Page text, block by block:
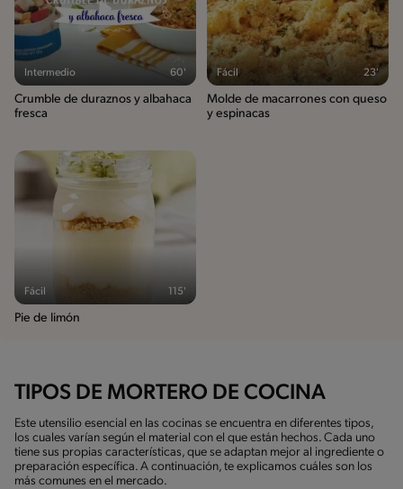
Intermedio 60'
Crumble de duraznos y albahaca
fresca
Fácil 23'
Molde de macarrones con queso
y espinacas
Fácil 115'
Pie de limón
TIPOS DE MORTERO DE COCINA
Este utensilio esencial en las cocinas se encuentra en diferentes tipos,
los cuales varían según el material con el que están hechos. Cada uno
tiene sus propias características, que se adaptan mejor al ingrediente o
preparación específica. A continuación, te explicamos cuáles son los
más comunes en el mercado.